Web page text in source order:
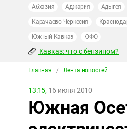
Абхазия Аджария Адыгея
Карачаево-Черкесия
Южный Кавказ ЮФО
Кавказ: что с бензином?
Главная / Лента новостей
13:15, 16 июня 2010
Южная